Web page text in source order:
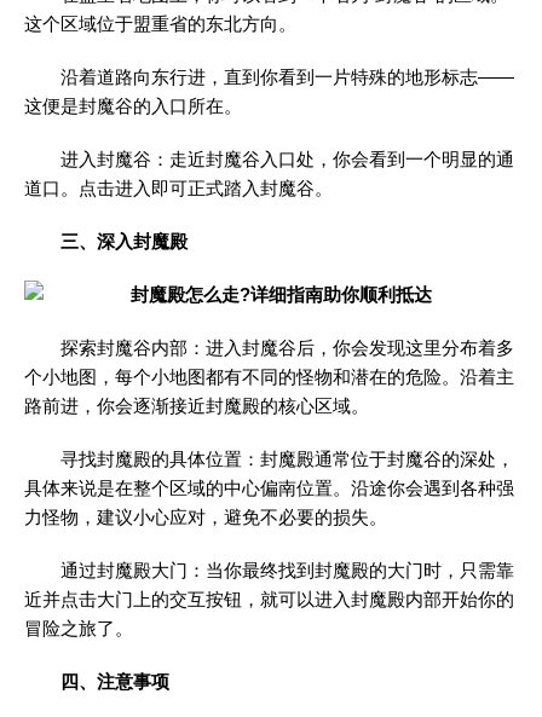
这个区域位于盟重省的东北方向。
沿着道路向东行进，直到你看到一片特殊的地形标志——
这便是封魔谷的入口所在。
进入封魔谷：走近封魔谷入口处，你会看到一个明显的通
道口。点击进入即可正式踏入封魔谷。
三、深入封魔殿
探索封魔谷内部：进入封魔谷后，你会发现这里分布着多
个小地图，每个小地图都有不同的怪物和潜在的危险。沿着主
路前进，你会逐渐接近封魔殿的核心区域。
寻找封魔殿的具体位置：封魔殿通常位于封魔谷的深处，
具体来说是在整个区域的中心偏南位置。沿途你会遇到各种强
力怪物，建议小心应对，避免不必要的损失。
通过封魔殿大门：当你最终找到封魔殿的大门时，只需靠
近并点击大门上的交互按钮，就可以进入封魔殿内部开始你的
冒险之旅了。
四、注意事项